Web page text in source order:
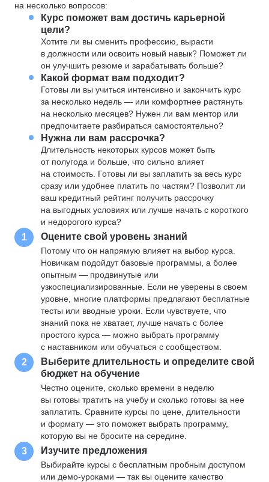
на несколько вопросов:
Курс поможет вам достичь карьерной
цели?
Хотите ли вы сменить профессию, вырасти
в должности или освоить новый навык? Поможет ли
он улучшить резюме и зарабатывать больше?
Какой формат вам подходит?
Готовы ли вы учиться интенсивно и закончить курс
за несколько недель — или комфортнее растянуть
на несколько месяцев? Нужен ли вам ментор или
предпочитаете разбираться самостоятельно?
Нужна ли вам рассрочка?
Длительность некоторых курсов может быть
от полугода и больше, что сильно влияет
на стоимость. Готовы ли вы заплатить за весь курс
сразу или удобнее платить по частям? Позволит ли
ваш кредитный рейтинг получить рассрочку
на выгодных условиях или лучше начать с короткого
и недорогого курса?
1 Оцените свой уровень знаний
Потому что он напрямую влияет на выбор курса.
Новичкам подойдут базовые программы, а более
опытным — продвинутые или
узкоспециализированные. Если не уверены в своем
уровне, многие платформы предлагают бесплатные
тесты или вводные уроки. Если чувствуете, что
знаний пока не хватает, лучше начать с более
простого курса — можно выбрать программу
с наставником или обучаться с сообществом.
2
Выберите длительность и определите свой
бюджет на обучение
Честно оцените, сколько времени в неделю
вы готовы тратить на учебу и сколько готовы за нее
заплатить. Сравните курсы по цене, длительности
и формату — это поможет выбрать программу,
которую вы не бросите на середине.
3 Изучите предложения
Выбирайте курсы с бесплатным пробным доступом
или демо-уроками — так вы оцените качество